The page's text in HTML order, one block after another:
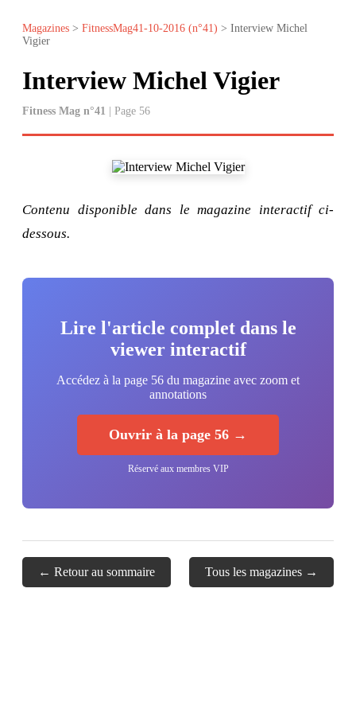
Magazines > FitnessMag41-10-2016 (n°41) > Interview Michel
Vigier
Interview Michel Vigier
Fitness Mag n°41 | Page 56
Contenu disponible dans le magazine interactif ci-
dessous.
Lire l'article complet dans le
viewer interactif
Accédez à la page 56 du magazine avec zoom et
annotations
Ouvrir à la page 56 →
Réservé aux membres VIP
← Retour au sommaire Tous les magazines →